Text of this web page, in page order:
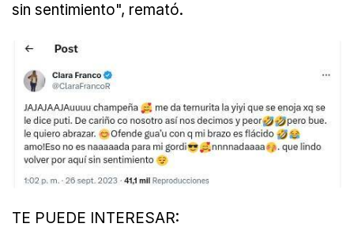
sin sentimiento", remató.
TE PUEDE INTERESAR: